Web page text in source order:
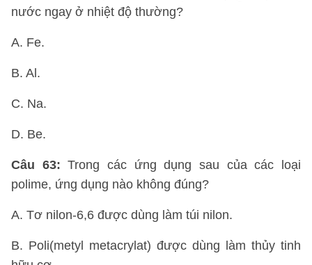
nước ngay ở nhiệt độ thường?
A. Fe.
B. Al.
C. Na.
D. Be.
Câu 63: Trong các ứng dụng sau của các loại
polime, ứng dụng nào không đúng?
A. Tơ nilon-6,6 được dùng làm túi nilon.
B. Poli(metyl metacrylat) được dùng làm thủy tinh